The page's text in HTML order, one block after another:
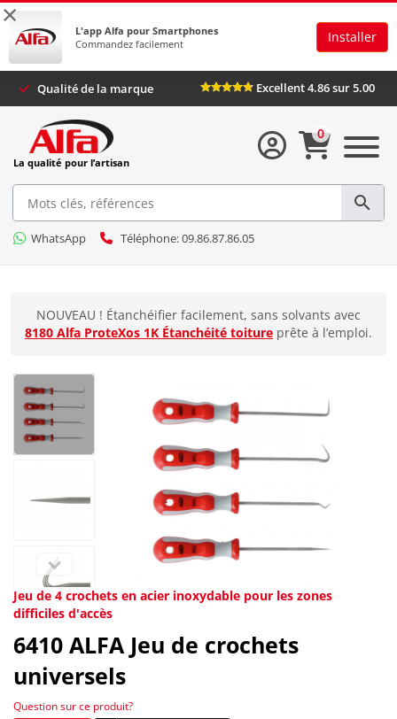
×
L'app Alfa pour Smartphones
Commandez facilement
Installer
Qualité de la marque Excellent 4.86 sur 5.00
La qualité pour l’artisan
WhatsApp Téléphone: 09.86.87.86.05
0
NOUVEAU ! Étanchéifier facilement, sans solvants avec
8180 Alfa ProteXos 1K Étanchéité toiture prête à l’emploi.
Jeu de 4 crochets en acier inoxydable pour les zones
difficiles d'accès
6410 ALFA Jeu de crochets
universels
Question sur ce produit?